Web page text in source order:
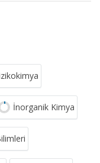
İnorganik Kimya